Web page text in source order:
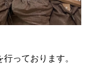
っております。